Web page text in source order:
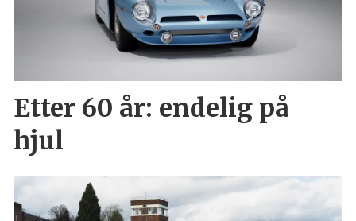
Etter 60 år: endelig på
hjul